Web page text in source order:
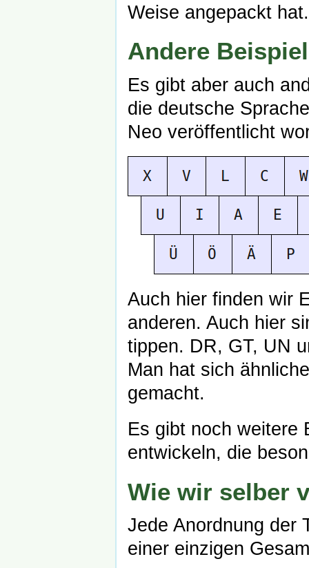
Weise angepackt hat.
Andere
Es gibt aber auch
die deutsche
Neo veröffentlicht
Auch hier finden wir
anderen. Auch hier
tippen. DR, GT, UN
Man hat sich
gemacht.
Es gibt noch weitere
entwickeln, die
Wie wir selber
Jede Anordnung der
einer einzigen